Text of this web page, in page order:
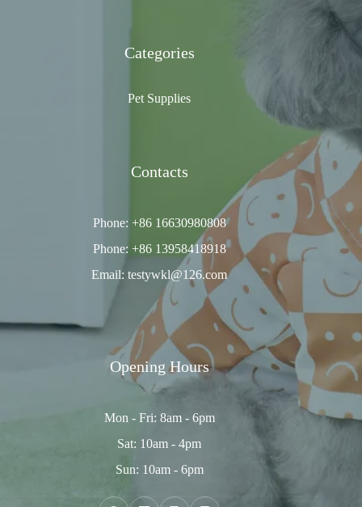
Categories
Pet Supplies
Contacts
Phone: +86 16630980808
Phone: +86 13958418918
Email: testywkl@126.com
Opening Hours
Mon - Fri: 8am - 6pm
Sat: 10am - 4pm
Sun: 10am - 6pm